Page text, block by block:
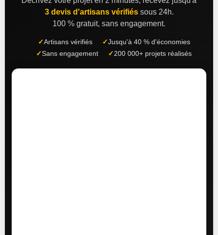
3 devis d'artisans vérifiéssous 24h.
100 % gratuit, sans engagement.
✓Artisans vérifiés ✓Jusqu'à 40 % d'économies
✓Sans engagement ✓200 000+ projets réalisés